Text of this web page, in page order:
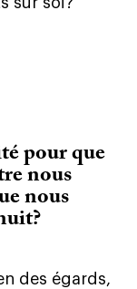
pour que
nous
nous
des égards,